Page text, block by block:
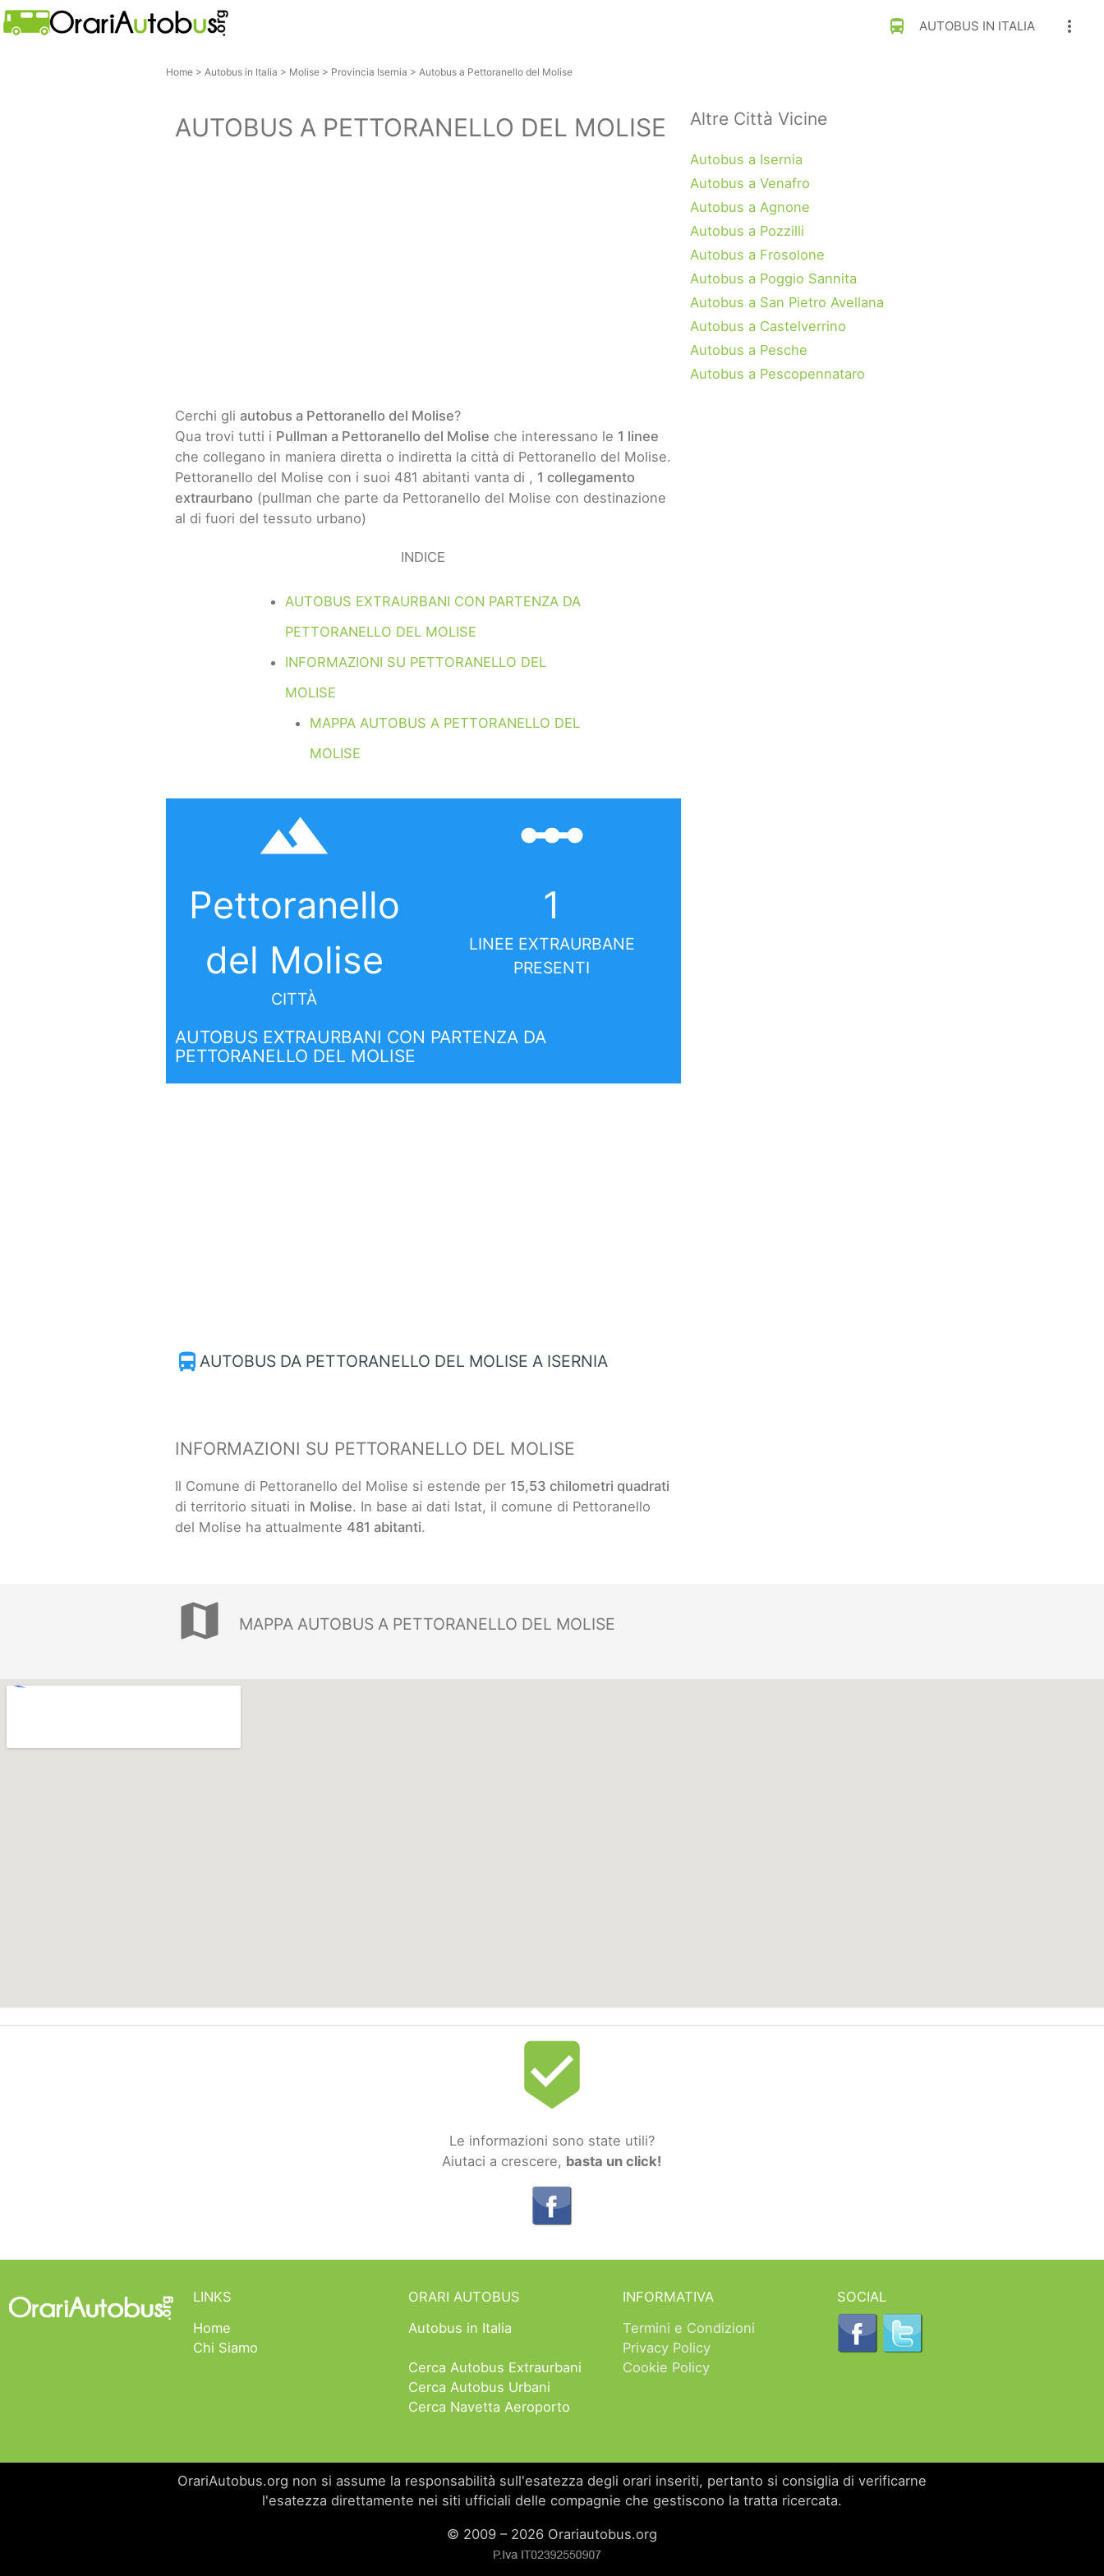
directions_bus AUTOBUS IN ITALIA more_vert
Home> Autobus in Italia > Molise> Provincia Isernia > Autobus a Pettoranello del Molise
AUTOBUS A PETTORANELLO DEL MOLISE
Cerchi gli autobus a Pettoranello del Molise?
Qua trovi tutti i Pullman a Pettoranello del Molise che interessano le 1 linee
che collegano in maniera diretta o indiretta la città di Pettoranello del Molise.
Pettoranello del Molise con i suoi 481 abitanti vanta di , 1 collegamento
extraurbano (pullman che parte da Pettoranello del Molise con destinazione
al di fuori del tessuto urbano)
INDICE
AUTOBUS EXTRAURBANI CON PARTENZA DA
PETTORANELLO DEL MOLISE
INFORMAZIONI SU PETTORANELLO DEL
MOLISE
MAPPA AUTOBUS A PETTORANELLO DEL
MOLISE
filter_hdr
Pettoranello
del Molise
CITTÀ
linear_scale
1
LINEE EXTRAURBANE
PRESENTI
AUTOBUS EXTRAURBANI CON PARTENZA DA
PETTORANELLO DEL MOLISE
directions_bus AUTOBUS DA PETTORANELLO DEL MOLISE A ISERNIA
INFORMAZIONI SU PETTORANELLO DEL MOLISE
Il Comune di Pettoranello del Molise si estende per 15,53 chilometri quadrati
di territorio situati in Molise. In base ai dati Istat, il comune di Pettoranello
del Molise ha attualmente 481 abitanti.
Altre Città Vicine
Autobus a Isernia
Autobus a Venafro
Autobus a Agnone
Autobus a Pozzilli
Autobus a Frosolone
Autobus a Poggio Sannita
Autobus a San Pietro Avellana
Autobus a Castelverrino
Autobus a Pesche
Autobus a Pescopennataro
map MAPPA AUTOBUS A PETTORANELLO DEL MOLISE
beenhere
Le informazioni sono state utili?
Aiutaci a crescere, basta un click!
LINKS
Home
Chi Siamo
ORARI AUTOBUS
Autobus in Italia
Cerca Autobus Extraurbani
Cerca Autobus Urbani
Cerca Navetta Aeroporto
INFORMATIVA
Termini e Condizioni
Privacy Policy
Cookie Policy
SOCIAL
OrariAutobus.org non si assume la responsabilità sull'esatezza degli orari inseriti, pertanto si consiglia di verificarne
l'esatezza direttamente nei siti ufficiali delle compagnie che gestiscono la tratta ricercata.
© 2009 – 2026 Orariautobus.org